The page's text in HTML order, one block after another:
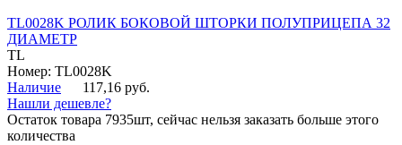
TL0028K РОЛИК БОКОВОЙ ШТОРКИ ПОЛУПРИЦЕПА 32
ДИАМЕТР
TL
Номер: TL0028K
Наличие
117,16 руб.
Нашли дешевле?
Остаток товара 7935шт, сейчас нельзя заказать больше этого
количества